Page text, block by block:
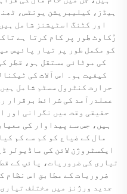
ہیڈز، کیلیبریشن یونٹس،
اور کٹنگ اسٹیشنز شامل
رُکاوٹ طور پر کام کرتا ہے
کو مکمل طور پر تیار پائپس
کی موٹائی مستقل ہو، قطر
کیفیت ہو۔ اس آلات کی
حرارت کنٹرول سسٹم شامل
عملدرآمد کی شرائط برقرار
حقیقی وقت میں نگرانی اور
ہیں، جس سے پیداوار کی
مال کے ضیاع کو کم سے کم
ایکسٹروژن لائن کی ماڈیولر
تیاری کی ضروریات، پائپ کے
ضروریات کے مطابق اس نظام
جدید ورژنز میں مختلف